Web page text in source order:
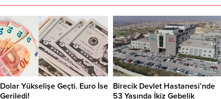
Dolar Yükselişe Geçti. Euro İse
Geriledi!
Birecik Devlet Hastanesi’nde
53 Yaşında İkiz Gebelik